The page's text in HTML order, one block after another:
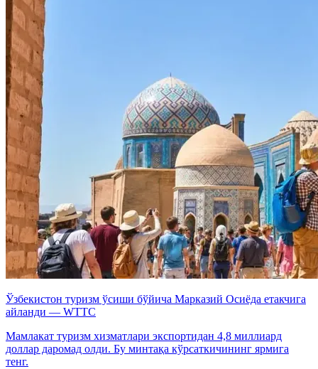
Ўзбекистон туризм ўсиши бўйича Марказий Осиёда етакчига
айланди — WTTC
Мамлакат туризм хизматлари экспортидан 4,8 миллиард
доллар даромад олди. Бу минтақа кўрсаткичининг ярмига
тенг.